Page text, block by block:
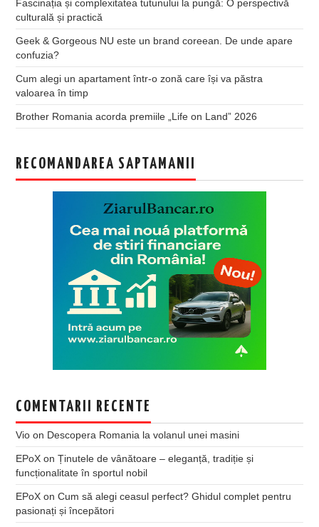
Fascinația și complexitatea tutunului la pungă: O perspectivă
culturală și practică
Geek & Gorgeous NU este un brand coreean. De unde apare
confuzia?
Cum alegi un apartament într-o zonă care își va păstra
valoarea în timp
Brother Romania acorda premiile „Life on Land” 2026
RECOMANDAREA SAPTAMANII
COMENTARII RECENTE
Vio on Descopera Romania la volanul unei masini
EPoX onȚinutele de vânătoare – eleganță, tradiție și
funcționalitate în sportul nobil
EPoX onCum să alegi ceasul perfect? Ghidul complet pentru
pasionați și începători